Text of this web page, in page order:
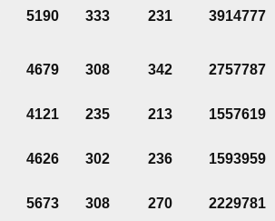
5190 333 231 3914777
4679 308 342 2757787
4121 235 213 1557619
4626 302 236 1593959
5673 308 270 2229781